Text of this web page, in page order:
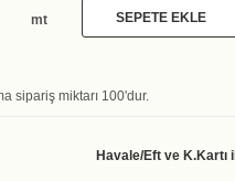
mt SEPETE EKLE
sipariş miktarı 100'dur.